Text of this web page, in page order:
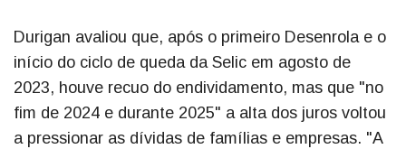
Durigan avaliou que, após o primeiro Desenrola e o
início do ciclo de queda da Selic em agosto de
2023, houve recuo do endividamento, mas que "no
fim de 2024 e durante 2025" a alta dos juros voltou
a pressionar as dívidas de famílias e empresas. "A